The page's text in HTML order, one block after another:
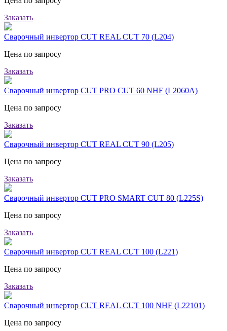
Заказать
Сварочный инвертор CUT REAL CUT 70 (L204)
Цена по запросу
Заказать
Сварочный инвертор CUT PRO CUT 60 NHF (L2060A)
Цена по запросу
Заказать
Сварочный инвертор CUT REAL CUT 90 (L205)
Цена по запросу
Заказать
Сварочный инвертор CUT PRO SMART CUT 80 (L225S)
Цена по запросу
Заказать
Сварочный инвертор CUT REAL CUT 100 (L221)
Цена по запросу
Заказать
Сварочный инвертор CUT REAL CUT 100 NHF (L22101)
Цена по запросу